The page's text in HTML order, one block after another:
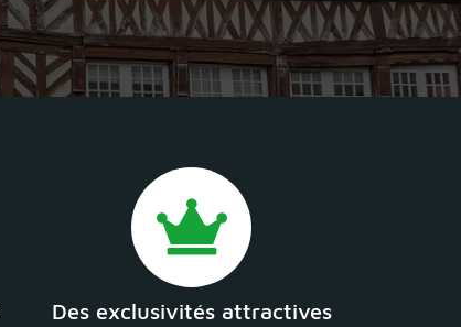
Des exclusivités attractives